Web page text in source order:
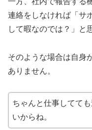
連絡をしなければ「サ
して暇なのでは？」と
そのような場合は自身
ありません。
ちゃんと仕事してて
いからね。